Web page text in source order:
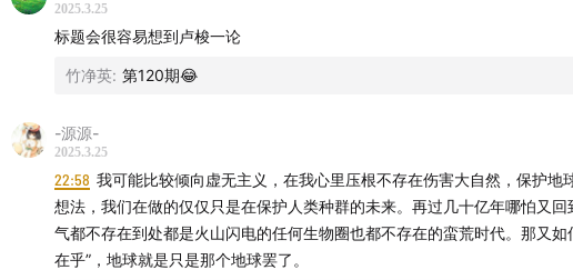
2025.3.25
标题会很容易想到卢梭一论
竹净英: 第120期😂
-源源-
2025.3.25
22:58 我可能比较倾向虚无主义，在我心里压根不存在伤害大自然，保护地
想法，我们在做的仅仅只是在保护人类种群的未来。再过几十亿年哪怕又回
气都不存在到处都是火山闪电的任何生物圈也都不存在的蛮荒时代。那又如
在乎”，地球就是只是那个地球罢了。